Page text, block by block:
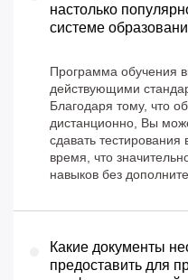
настолько
системе
Программа обучения
действующими
Благодаря тому, что
дистанционно, Вы
сдавать
время, что
навыков без
Какие документы
предоставить для